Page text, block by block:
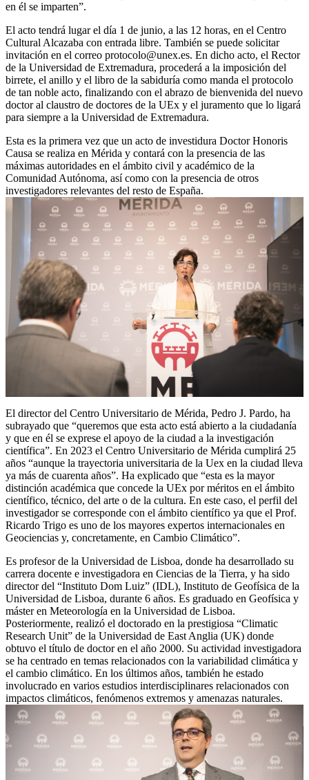
en él se imparten”.
El acto tendrá lugar el día 1 de junio, a las 12 horas, en el Centro
Cultural Alcazaba con entrada libre. También se puede solicitar
invitación en el correo protocolo@unex.es. En dicho acto, el Rector
de la Universidad de Extremadura, procederá a la imposición del
birrete, el anillo y el libro de la sabiduría como manda el protocolo
de tan noble acto, finalizando con el abrazo de bienvenida del nuevo
doctor al claustro de doctores de la UEx y el juramento que lo ligará
para siempre a la Universidad de Extremadura.
Esta es la primera vez que un acto de investidura Doctor Honoris
Causa se realiza en Mérida y contará con la presencia de las
máximas autoridades en el ámbito civil y académico de la
Comunidad Autónoma, así como con la presencia de otros
investigadores relevantes del resto de España.
El director del Centro Universitario de Mérida, Pedro J. Pardo, ha
subrayado que “queremos que esta acto está abierto a la ciudadanía
y que en él se exprese el apoyo de la ciudad a la investigación
científica”. En 2023 el Centro Universitario de Mérida cumplirá 25
años “aunque la trayectoria universitaria de la Uex en la ciudad lleva
ya más de cuarenta años”. Ha explicado que “esta es la mayor
distinción académica que concede la UEx por méritos en el ámbito
científico, técnico, del arte o de la cultura. En este caso, el perfil del
investigador se corresponde con el ámbito científico ya que el Prof.
Ricardo Trigo es uno de los mayores expertos internacionales en
Geociencias y, concretamente, en Cambio Climático”.
Es profesor de la Universidad de Lisboa, donde ha desarrollado su
carrera docente e investigadora en Ciencias de la Tierra, y ha sido
director del “Instituto Dom Luiz” (IDL), Instituto de Geofísica de la
Universidad de Lisboa, durante 6 años. Es graduado en Geofísica y
máster en Meteorología en la Universidad de Lisboa.
Posteriormente, realizó el doctorado en la prestigiosa “Climatic
Research Unit” de la Universidad de East Anglia (UK) donde
obtuvo el título de doctor en el año 2000. Su actividad investigadora
se ha centrado en temas relacionados con la variabilidad climática y
el cambio climático. En los últimos años, también he estado
involucrado en varios estudios interdisciplinares relacionados con
impactos climáticos, fenómenos extremos y amenazas naturales.